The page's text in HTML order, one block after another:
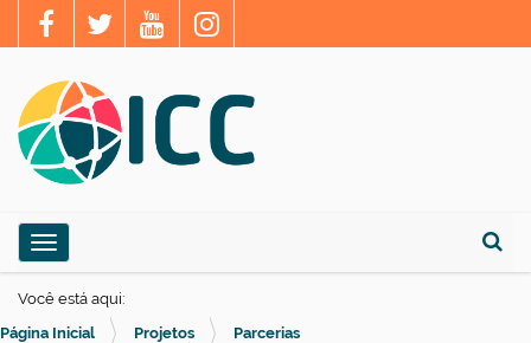
Busca
e
Toggle navigation
Você está aqui:
Página Inicial
Projetos
Parcerias